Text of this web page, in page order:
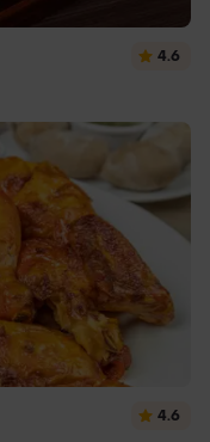
4.6
4.6